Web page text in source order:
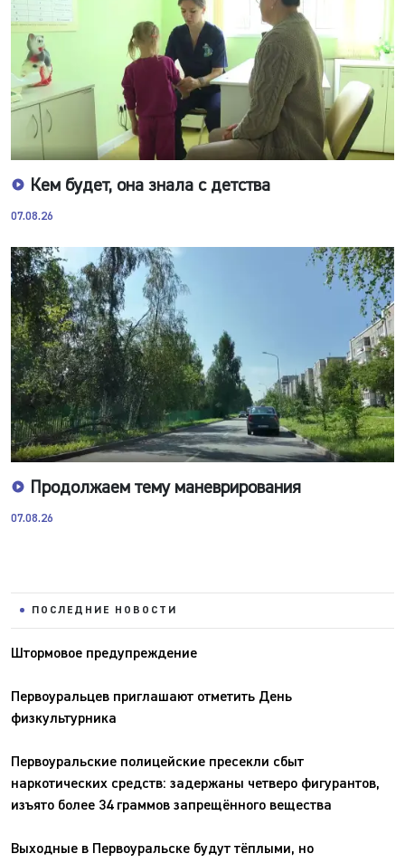
ПОСЛЕДНИЕ НОВОСТИ
Штормовое предупреждение
Первоуральцев приглашают отметить День
физкультурника
Первоуральские полицейские пресекли сбыт
наркотических средств: задержаны четверо фигурантов,
изъято более 34 граммов запрещённого вещества
Выходные в Первоуральске будут тёплыми, но
Кем будет, она знала с детства
07.08.26
Продолжаем тему маневрирования
07.08.26